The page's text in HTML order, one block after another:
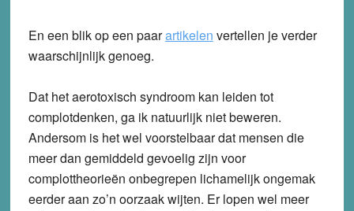
En een blik op een paarartikelen vertellen je verder
waarschijnlijk genoeg.
Dat het aerotoxisch syndroom kan leiden tot
complotdenken, ga ik natuurlijk niet beweren.
Andersom is het wel voorstelbaar dat mensen die
meer dan gemiddeld gevoelig zijn voor
complottheorieën onbegrepen lichamelijk ongemak
eerder aan zo’n oorzaak wijten. Er lopen wel meer